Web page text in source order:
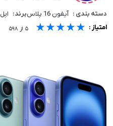
آیفون
اپل واچ
لوازم جانبی
دسته بندی : آیفون 16 پلاس برند: اپل
امتیاز : ★★★★★
★★★★★
★★★★★ ۵ از ۵۹۸